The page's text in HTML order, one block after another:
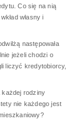
Co się na nią
własny i
następowała
jeżeli chodzi o
liczyć kredytobiorcy,
każdej rodziny
nie każdego jest